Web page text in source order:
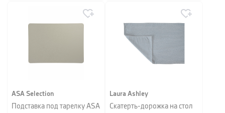
ASA Selection
Подставка под тарелку ASA
Laura Ashley
Скатерть-дорожка на стол